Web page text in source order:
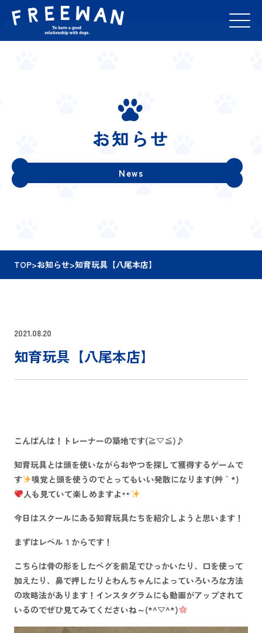
お知らせ
News
TOP>お知らせ>知育玩具【八尾本店】
2021.08.20
知育玩具【八尾本店】
こんばんは！トレーナーの築地です(≧▽≦)♪
知育玩具とは頭を使いながらおやつを探して獲得するゲームで
す
嗅覚と頭を使うのでとってもいい発散になります(´艸｀*)
人も見ていて楽しめますよ
今日はスクールにある知育玩具たちを紹介しようと思います！
まずはレベル１からです！
こちらは骨の形をしたペグを前足でひっかいたり、口を使って
加えたり、鼻で押したりとわんちゃんによっていろいろな方法
の攻略法があります！インスタグラムにも動画がアップされて
いるのでぜひ見てみてくださいね～(*^▽^*)